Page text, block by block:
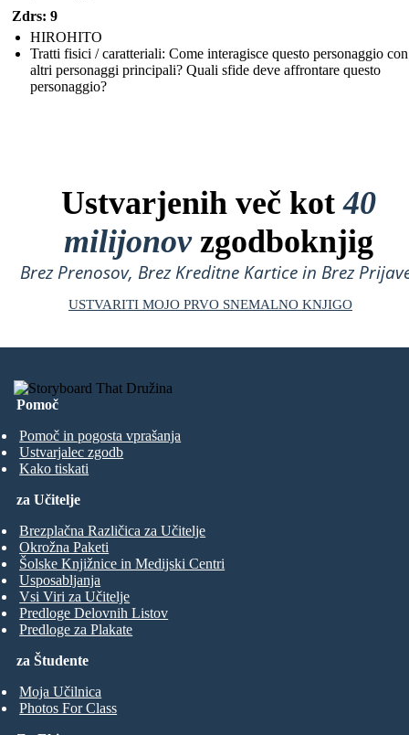
Zdrs: 9
HIROHITO
Tratti fisici / caratteriali: Come interagisce questo personaggio
altri personaggi principali? Quali sfide deve affrontare questo
personaggio?
Ustvarjenih več kot40
milijonovzgodboknjig
Brez Prenosov, Brez Kreditne Kartice in Brez
USTVARITI MOJO PRVO SNEMALNO KNJIGO
Pomoč
Pomoč in pogosta vprašanja
Ustvarjalec zgodb
Kako tiskati
za Študente
Moja Učilnica
Photos For Class
za Učitelje
Brezplačna Različica za Učitelje
Okrožna Paketi
Šolske Knjižnice in Medijski Centri
Usposabljanja
Vsi Viri za Učitelje
Predloge Delovnih Listov
Predloge za Plakate